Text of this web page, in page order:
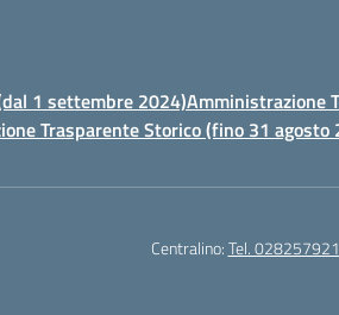
1 settembre 2024)Amministrazione
Trasparente Storico (fino 31 agosto
Centralino:Tel. 028257921